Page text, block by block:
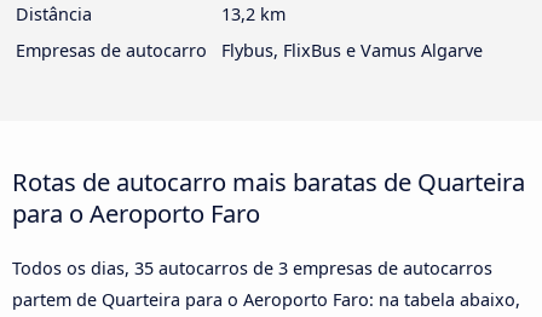
Distância
13,2 km
Empresas de autocarro
Flybus, FlixBus e Vamus Algarve
Rotas de autocarro mais baratas de Quarteira
para o Aeroporto Faro
Todos os dias, 35 autocarros de 3 empresas de autocarros
partem de Quarteira para o Aeroporto Faro: na tabela abaixo,